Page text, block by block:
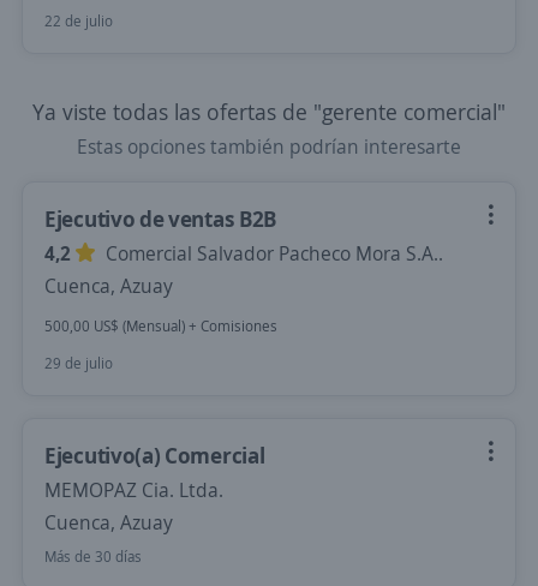
22 de julio
Ya viste todas las ofertas de "gerente comercial"
Estas opciones también podrían interesarte
Ejecutivo de ventas B2B
4,2
Comercial Salvador Pacheco Mora S.A..
Cuenca, Azuay
500,00 US$ (Mensual) + Comisiones
29 de julio
Ejecutivo(a) Comercial
MEMOPAZ Cia. Ltda.
Cuenca, Azuay
Más de 30 días